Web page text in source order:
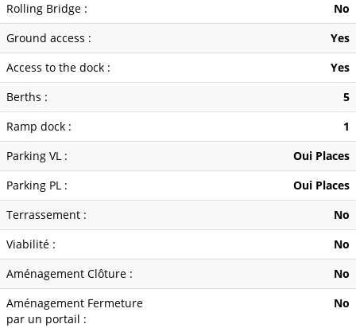
Rolling Bridge :
No
Ground access :
Yes
Access to the dock :
Yes
Berths :
5
Ramp dock :
1
Parking VL :
Oui Places
Parking PL :
Oui Places
Terrassement :
No
Viabilité :
No
Aménagement Clôture :
No
Aménagement Fermeture
par un portail :
No